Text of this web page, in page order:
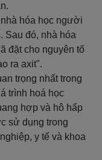
hóa học người
Sau đó, nhà hóa
đặt cho nguyên tố
ra axit".
trọng nhất trong
trình hoá học
hợp và hô hấp
sử dụng trong
y tế và khoa